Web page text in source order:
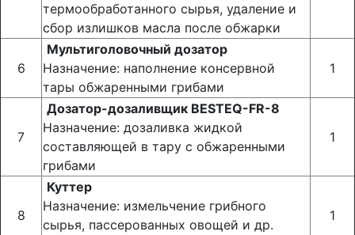
термообработанного сырья, удаление и
сбор излишков масла после обжарки
6
Мультиголовочный дозатор
Назначение: наполнение консервной
тары обжаренными грибами
1
7
Дозатор-дозаливщик BESTEQ-FR-8
Назначение: дозаливка жидкой
составляющей в тару с обжаренными
грибами
1
8
Куттер
Назначение: измельчение грибного
сырья, пассерованных овощей и др.
1